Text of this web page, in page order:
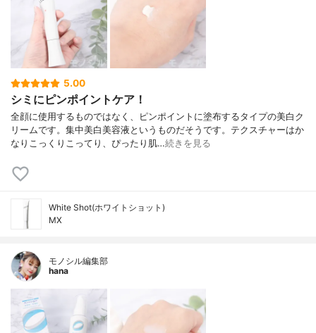
5.00
シミにピンポイントケア！
全顔に使用するものではなく、ピンポイントに塗布するタイプの美白ク
リームです。集中美白美容液というものだそうです。テクスチャーはか
なりこっくりこってり、ぴったり肌…続きを見る
White Shot(ホワイトショット)
MX
モノシル編集部
hana